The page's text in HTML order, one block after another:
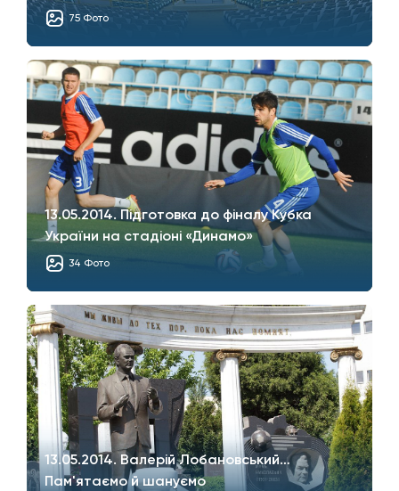
75 Фото
13.05.2014. Підготовка до фіналу Кубка
України на стадіоні «Динамо»
34 Фото
13.05.2014. Валерій Лобановський…
Пам'ятаємо й шануємо